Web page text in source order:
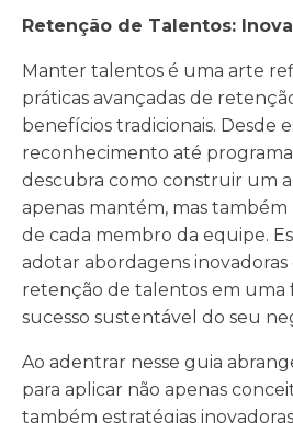
Retenção de Talentos:
Manter talentos é uma arte
práticas avançadas de
benefícios tradicionais. Desde
reconhecimento até
descubra como construir um
apenas mantém, mas
de cada membro da equipe.
adotar abordagens
retenção de talentos em uma
sucesso sustentável do seu
Ao adentrar nesse guia
para aplicar não apenas
também estratégias